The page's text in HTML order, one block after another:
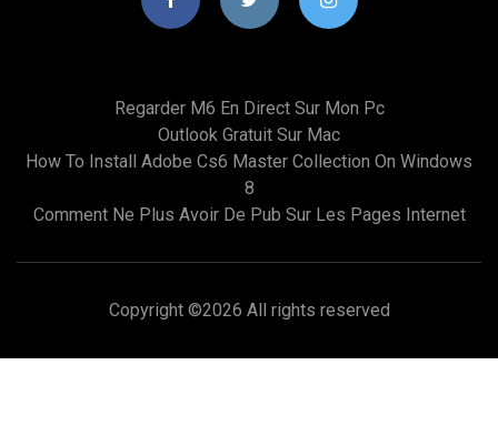
Regarder M6 En Direct Sur Mon Pc
Outlook Gratuit Sur Mac
How To Install Adobe Cs6 Master Collection On Windows
8
Comment Ne Plus Avoir De Pub Sur Les Pages Internet
Copyright ©2026 All rights reserved